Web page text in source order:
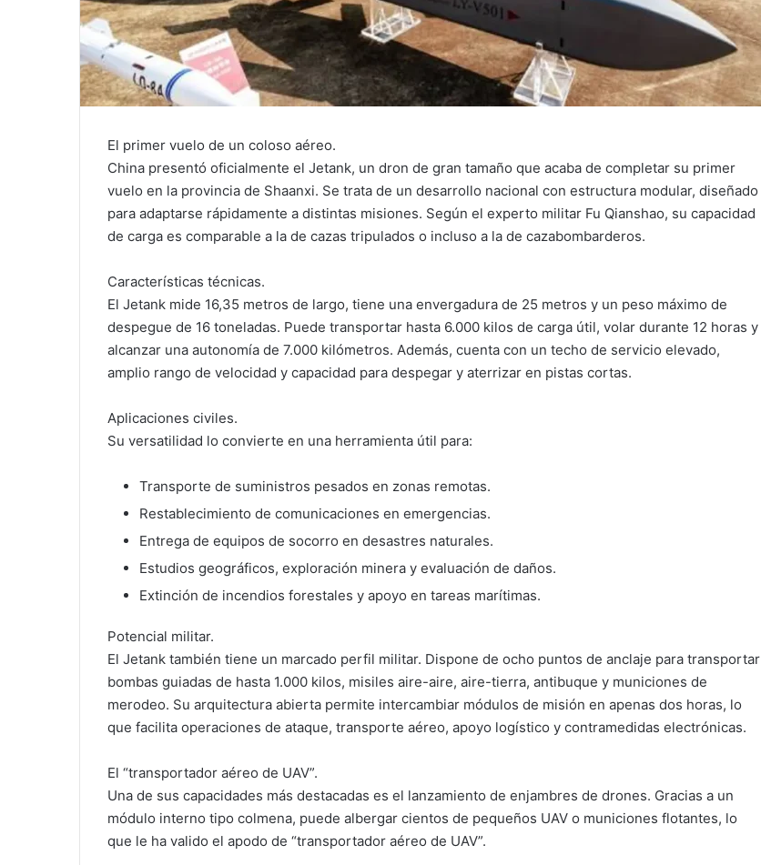
El primer vuelo de un coloso aéreo.
China presentó oficialmente el Jetank, un dron de gran tamaño que acaba de completar su primer
vuelo en la provincia de Shaanxi. Se trata de un desarrollo nacional con estructura modular, diseñado
para adaptarse rápidamente a distintas misiones. Según el experto militar Fu Qianshao, su capacidad
de carga es comparable a la de cazas tripulados o incluso a la de cazabombarderos.
Características técnicas.
El Jetank mide 16,35 metros de largo, tiene una envergadura de 25 metros y un peso máximo de
despegue de 16 toneladas. Puede transportar hasta 6.000 kilos de carga útil, volar durante 12 horas y
alcanzar una autonomía de 7.000 kilómetros. Además, cuenta con un techo de servicio elevado,
amplio rango de velocidad y capacidad para despegar y aterrizar en pistas cortas.
Aplicaciones civiles.
Su versatilidad lo convierte en una herramienta útil para:
Transporte de suministros pesados en zonas remotas.
Restablecimiento de comunicaciones en emergencias.
Entrega de equipos de socorro en desastres naturales.
Estudios geográficos, exploración minera y evaluación de daños.
Extinción de incendios forestales y apoyo en tareas marítimas.
Potencial militar.
El Jetank también tiene un marcado perfil militar. Dispone de ocho puntos de anclaje para transportar
bombas guiadas de hasta 1.000 kilos, misiles aire-aire, aire-tierra, antibuque y municiones de
merodeo. Su arquitectura abierta permite intercambiar módulos de misión en apenas dos horas, lo
que facilita operaciones de ataque, transporte aéreo, apoyo logístico y contramedidas electrónicas.
El “transportador aéreo de UAV”.
Una de sus capacidades más destacadas es el lanzamiento de enjambres de drones. Gracias a un
módulo interno tipo colmena, puede albergar cientos de pequeños UAV o municiones flotantes, lo
que le ha valido el apodo de “transportador aéreo de UAV”.